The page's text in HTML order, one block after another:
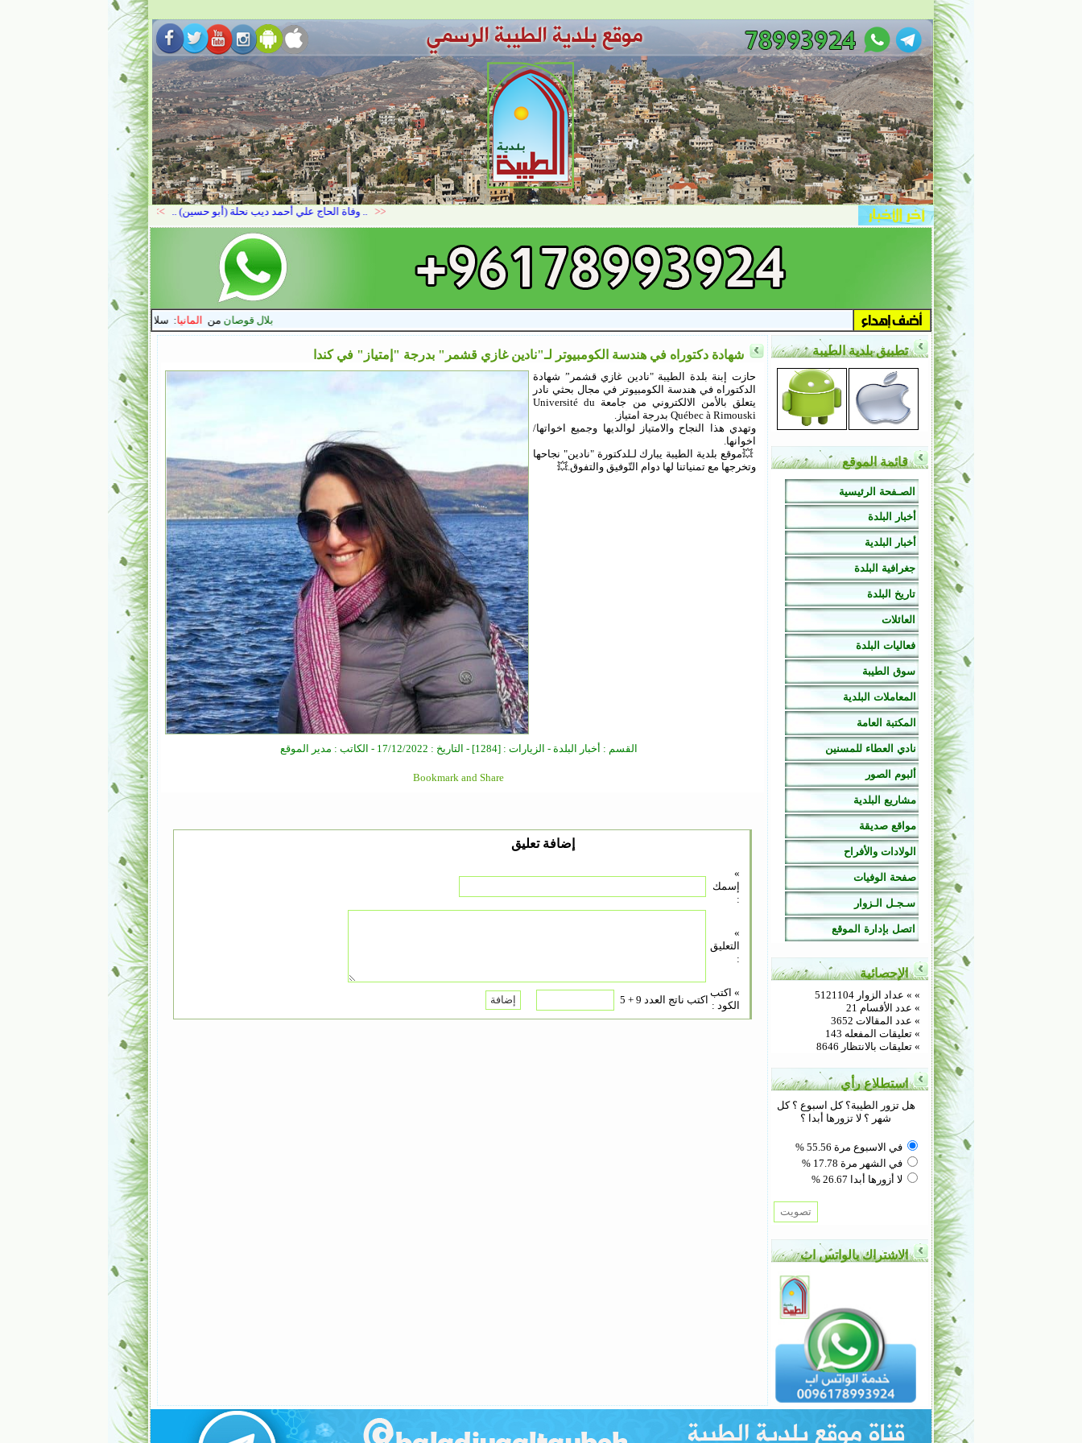
تطبيق بلدية الطيبة
قائمة الموقع
الصـفحة الرئيسية
أخبار البلدة
أخبار البلدية
جغرافية البلدة
تاريخ البلدة
العائلات
فعاليات البلدة
سوق الطيبة
المعاملات البلدية
المكتبة العامة
نادي العطاء للمسنين
ألبوم الصور
مشاريع البلدية
مواقع صديقة
الولادات والأفراح
صفحة الوفيات
سـجـل الـزوار
اتصل بإدارة الموقع
الإحصائية
» » عداد الزوار 5121104
» عدد الأقسام 21
» عدد المقالات 3652
» تعليقات المفعله 143
» تعليقات بالانتظار 8646
استطلاع رأي
هل تزور الطيبة؟ كل اسبوع ؟ كل
شهر ؟ لا تزورها أبدا ؟
في الاسبوع مرة 55.56 %
في الشهر مرة 17.78 %
لا أزورها أبدا 26.67 %
الاشتراك بالواتس اب
شهادة دكتوراه في هندسة الكومبيوتر لـ"نادين غازي قشمر" بدرجة "إمتياز" في كندا
حازت إبنة بلدة الطيبة "نادين غازي قشمر” شهادة
الدكتوراه في هندسة الكومبيوتر في مجال بحثي نادر
يتعلق بالأمن الالكتروني من جامعة Université du
Québec à Rimouski بدرجة امتياز.
وتهدي هذا النجاح والامتياز لوالديها وجميع اخواتها/
اخوانها.
💥موقع بلدية الطيبة يبارك لـلدكتورة "نادين" نجاحها
وتخرجها مع تمنياتنا لها دوام التّوفيق والتفوق.💥
القسم : أخبار البلدة - الزيارات : [1284] - التاريخ : 17/12/2022 - الكاتب : مدير الموقع
إضافة تعليق
»
إسمك
:
»
التعليق
:
» اكتب
الكود : اكتب ناتج العدد 9 + 5